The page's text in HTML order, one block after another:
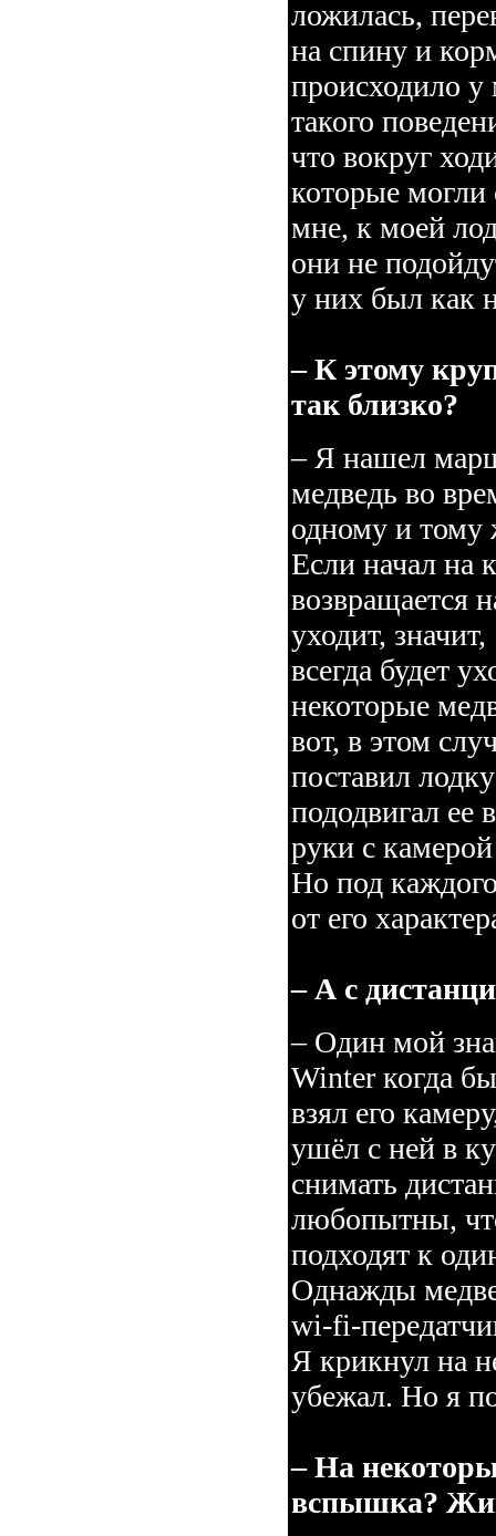
ложилась,
на спину и
происходило у
такого
что вокруг
которые могли
мне, к моей
они не
у них был как
– К этому
так близко?
– Я нашел
медведь во
одному и тому
Если начал на
возвращается
уходит, значит,
всегда будет
некоторые
вот, в этом
поставил
пододвигал ее
руки с
Но под
от его
– А с
– Один мой
Winter когда
взял его
ушёл с ней в
снимать
любопытны,
подходят к
Однажды
wi-fi-
Я крикнул на
убежал. Но я
– На
вспышка?